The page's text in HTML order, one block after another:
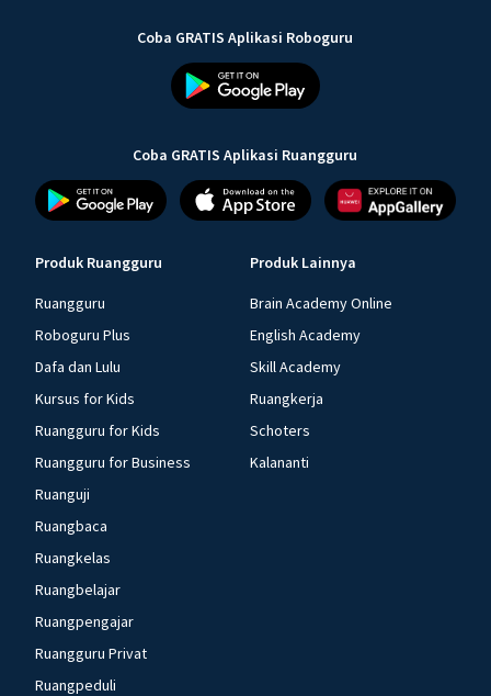
Coba GRATIS Aplikasi Roboguru
Coba GRATIS Aplikasi Ruangguru
Produk Ruangguru
Ruangguru
Roboguru Plus
Dafa dan Lulu
Kursus for Kids
Ruangguru for Kids
Ruangguru for Business
Ruanguji
Ruangbaca
Ruangkelas
Ruangbelajar
Ruangpengajar
Ruangguru Privat
Ruangpeduli
Produk Lainnya
Brain Academy Online
English Academy
Skill Academy
Ruangkerja
Schoters
Kalananti